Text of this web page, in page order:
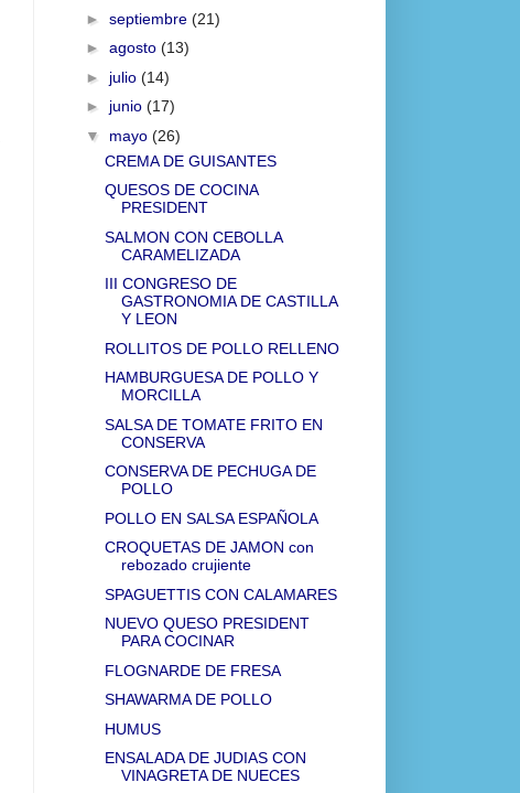
► septiembre (21)
► agosto (13)
► julio (14)
► junio (17)
▼ mayo (26)
CREMA DE GUISANTES
QUESOS DE COCINA
PRESIDENT
SALMON CON CEBOLLA
CARAMELIZADA
III CONGRESO DE
GASTRONOMIA DE CASTILLA
Y LEON
ROLLITOS DE POLLO RELLENO
HAMBURGUESA DE POLLO Y
MORCILLA
SALSA DE TOMATE FRITO EN
CONSERVA
CONSERVA DE PECHUGA DE
POLLO
POLLO EN SALSA ESPAÑOLA
CROQUETAS DE JAMON con
rebozado crujiente
SPAGUETTIS CON CALAMARES
NUEVO QUESO PRESIDENT
PARA COCINAR
FLOGNARDE DE FRESA
SHAWARMA DE POLLO
HUMUS
ENSALADA DE JUDIAS CON
VINAGRETA DE NUECES